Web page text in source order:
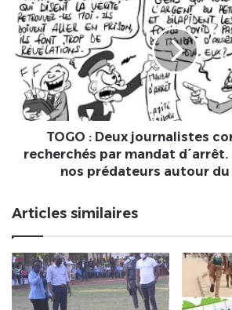
multiples
facettes
Deux
journalistes
condamnés
recherchés
par
mandat
´arrêt.
il
de
nos
prédateurs
autour
TOGO : Deux journalistes
recherchés par mandat d´arrêt.
nos prédateurs autour
Articles similaires